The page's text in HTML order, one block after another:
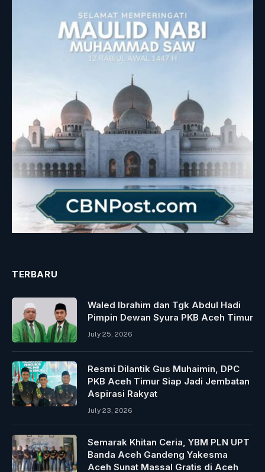
TERBARU
Waled Ibrahim dan Tgk Abdul Hadi
Pimpin Dewan Syura PKB Aceh Timur
July 25, 2026
Resmi Dilantik Gus Muhaimin, DPC
PKB Aceh Timur Siap Jadi Jembatan
Aspirasi Rakyat
July 23, 2026
Semarak Khitan Ceria, YBM PLN UPT
Banda Aceh Gandeng Yakesma
Aceh Sunat Massal Gratis di Aceh